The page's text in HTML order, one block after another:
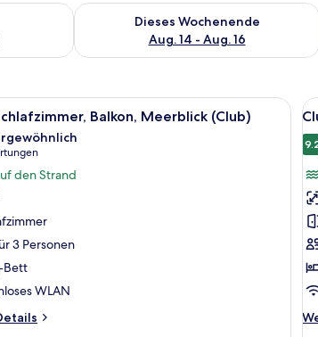
für morgen, Aug. 9 - Aug. 10.
Dieses Wochenende
Aug. 14 - Aug. 16
Überprüfe die Verfügbarkeit für
einem Schreibtisch mit Fernseher und Blick auf Palmen
Ein Hotelzimmer mit einem großen
Balkon, Meerblick (Club)
den Strand
3 Personen
Bett
WLAN